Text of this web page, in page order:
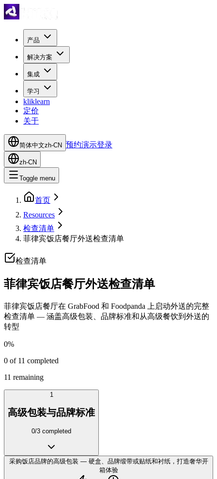
产品
解决方案
集成
学习
kliklearn
定价
关于
简体中文zh-CN 预约演示登录
zh-CN
Toggle menu
首页
Resources
检查清单
菲律宾饭店餐厅外送检查清单
检查清单
菲律宾饭店餐厅外送检查清单
菲律宾饭店餐厅在 GrabFood 和 Foodpanda 上启动外送的完整
检查清单 — 涵盖高级包装、品牌标准和从高级餐饮到外送的
转型
0%
0 of 11 completed
11 remaining
1
高级包装与品牌标准
0/3 completed
采购饭店品牌的高级包装 — 硬盒、品牌缎带或贴纸和衬纸，打造奢华开
箱体验